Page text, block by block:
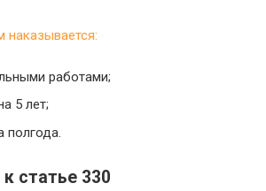
наказывается:
работами;
5 лет;
полгода.
статье 330